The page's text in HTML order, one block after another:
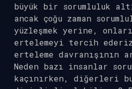
büyük bir sorumluluk
ancak çoğu zaman
yüzleşmek yerine,
ertelemeyi tercih
erteleme davranışının
Neden bazı insanlar
kaçınırken, diğerleri bu